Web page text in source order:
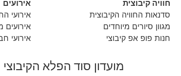
חוויה קיבוצית
סדנאות החוויה הקיבוצית
מגוון סיורים מיוחדים
חנות פופ אפ קיבוצי
אירועים
אירועי
אירועים
אירועי
מועדון סוד הפלא הקיבוצי